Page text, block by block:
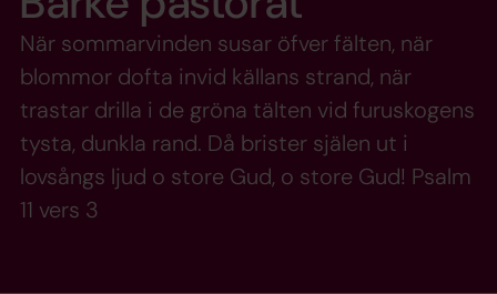
När sommarvinden susar öfver fälten, när
blommor dofta invid källans strand, när
trastar drilla i de gröna tälten vid furuskogens
tysta, dunkla rand. Då brister själen ut i
lovsångs ljud o store Gud, o store Gud! Psalm
11 vers 3